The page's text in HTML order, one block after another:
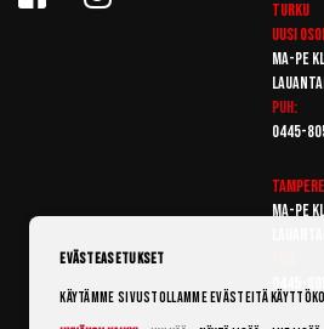
Turku
Uusi
Ma-pe
Puh:
0445-
Tampere
Ma-pe
Evästeasetukset
Käytämme sivustollamme evästeitä